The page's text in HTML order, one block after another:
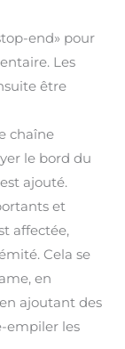
end» pour
Les
être
chaîne
le bord du
ajouté.
et
affectée,
Cela se
en
ajoutant des
empiler les